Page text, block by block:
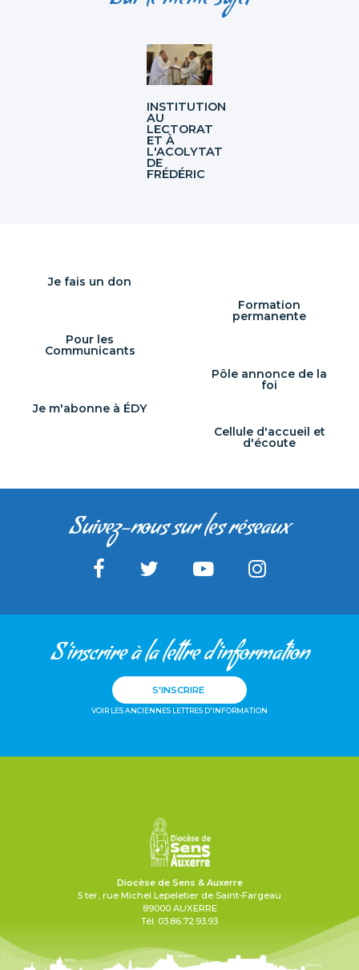
INSTITUTION
AU
LECTORAT
ET À
L'ACOLYTAT
DE
FRÉDÉRIC
Je fais un don
Formation
permanente
Pour les
Communicants
Pôle annonce de la
foi
Je m'abonne à ÉDY
Cellule d'accueil et
d'écoute
Suivez-nous sur les réseaux
S'inscrire à la lettre d'information
S'INSCRIRE
VOIR LES ANCIENNES LETTRES D'INFORMATION
Diocèse de Sens & Auxerre
5 ter, rue Michel Lepeletier de Saint-Fargeau
89000 AUXERRE
Tél. 03.86.72.93.93